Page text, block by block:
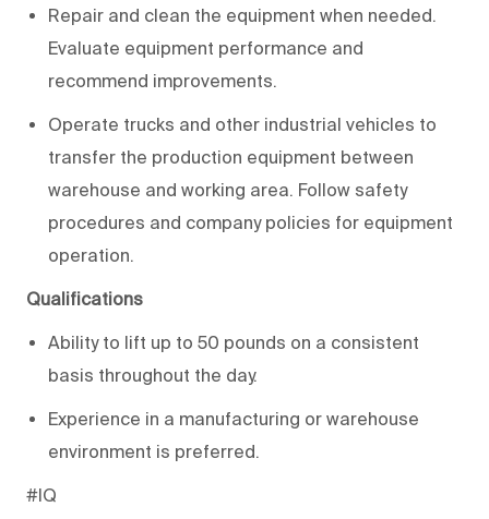
Repair and clean the equipment when needed.
Evaluate equipment performance and
recommend improvements.
Operate trucks and other industrial vehicles to
transfer the production equipment between
warehouse and working area. Follow safety
procedures and company policies for equipment
operation.
Qualifications
Ability to lift up to 50 pounds on a consistent
basis throughout the day.
Experience in a manufacturing or warehouse
environment is preferred.
#IQ